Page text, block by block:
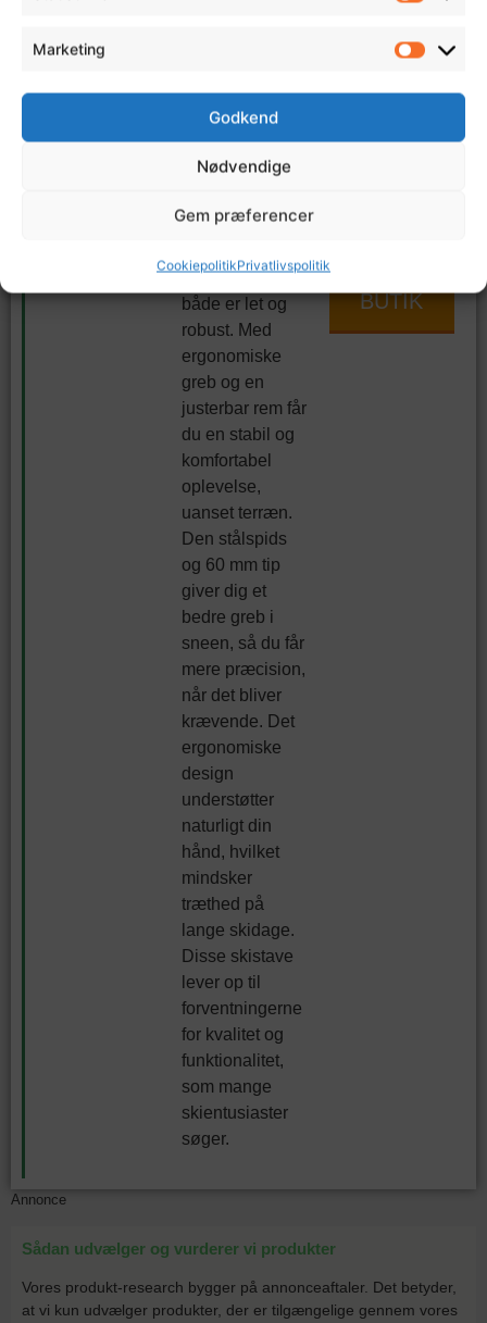
Marketing
Godkend
Nødvendige
Gem præferencer
CookiepolitikPrivatlivspolitik
valg for dig, der
står på ski i off-
pisten og sætter
pris på både
ydeevne. De er
aluminium, der
både er let og
robust. Med
ergonomiske
greb og en
justerbar rem får
du en stabil og
komfortabel
oplevelse,
uanset terræn.
Den stålspids
og 60 mm tip
giver dig et
bedre greb i
sneen, så du får
mere præcision,
når det bliver
krævende. Det
ergonomiske
design
understøtter
naturligt din
hånd, hvilket
mindsker
træthed på
lange skidage.
Disse skistave
lever op til
forventningerne
for kvalitet og
funktionalitet,
som mange
skientusiaster
søger.
lange ture
leverer godt
Kan være
BUTIK
Annonce
Sådan udvælger og vurderer vi produkter
Vores produkt-research bygger på annonceaftaler. Det betyder,
at vi kun udvælger produkter, der er tilgængelige gennem vores